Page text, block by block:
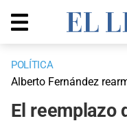
POLÍTICA
Alberto Fernández
El reemplazo